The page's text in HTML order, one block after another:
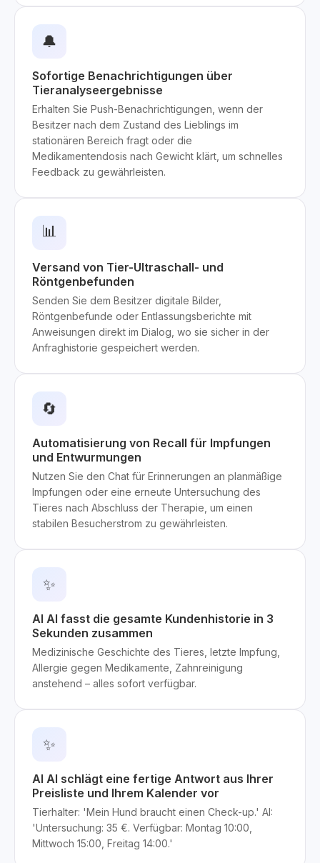
🔔
Sofortige Benachrichtigungen über
Tieranalyseergebnisse
Erhalten Sie Push-Benachrichtigungen, wenn der
Besitzer nach dem Zustand des Lieblings im
stationären Bereich fragt oder die
Medikamentendosis nach Gewicht klärt, um schnelles
Feedback zu gewährleisten.
📊
Versand von Tier-Ultraschall- und
Röntgenbefunden
Senden Sie dem Besitzer digitale Bilder,
Röntgenbefunde oder Entlassungsberichte mit
Anweisungen direkt im Dialog, wo sie sicher in der
Anfraghistorie gespeichert werden.
🔄
Automatisierung von Recall für Impfungen
und Entwurmungen
Nutzen Sie den Chat für Erinnerungen an planmäßige
Impfungen oder eine erneute Untersuchung des
Tieres nach Abschluss der Therapie, um einen
stabilen Besucherstrom zu gewährleisten.
✨
AI AI fasst die gesamte Kundenhistorie in 3
Sekunden zusammen
Medizinische Geschichte des Tieres, letzte Impfung,
Allergie gegen Medikamente, Zahnreinigung
anstehend – alles sofort verfügbar.
✨
AI AI schlägt eine fertige Antwort aus Ihrer
Preisliste und Ihrem Kalender vor
Tierhalter: 'Mein Hund braucht einen Check-up.' AI:
'Untersuchung: 35 €. Verfügbar: Montag 10:00,
Mittwoch 15:00, Freitag 14:00.'